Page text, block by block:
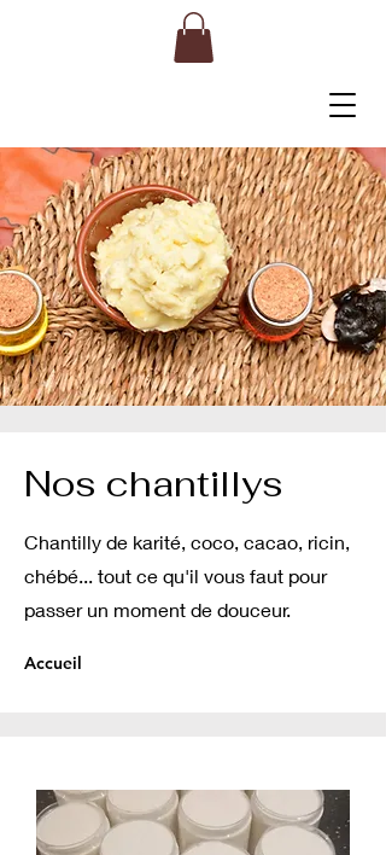
Nos chantillys
Chantilly de karité, coco, cacao, ricin,
chébé... tout ce qu'il vous faut pour
passer un moment de douceur.
Accueil